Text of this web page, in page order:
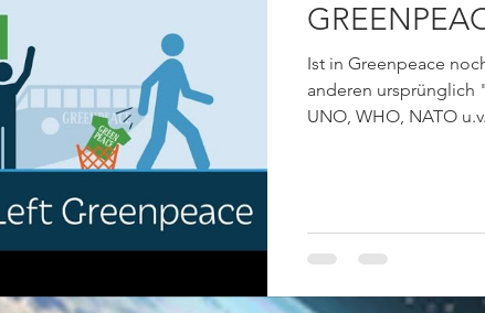
Ist in Greenpeace
anderen ursprünglich
UNO, WHO, NATO